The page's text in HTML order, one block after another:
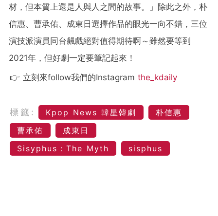
材，但本質上還是人與人之間的故事。」除此之外，朴
信惠、曹承佑、成東日選擇作品的眼光一向不錯，三位
演技派演員同台飆戲絕對值得期待啊～雖然要等到
2021年，但好劇一定要筆記起來！
👉 立刻來follow我們的Instagram the_kdaily
標籤: Kpop News 韓星韓劇
朴信惠
曹承佑
成東日
Sisyphus：The Myth
sisphus